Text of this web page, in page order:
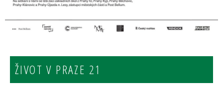
ŽIVOT V PRAZE 21